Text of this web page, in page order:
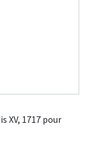
XV, 1717 pour